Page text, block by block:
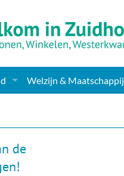
Welzijn & Maatschappij
de